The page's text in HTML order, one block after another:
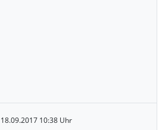
18.09.2017 10:38 Uhr